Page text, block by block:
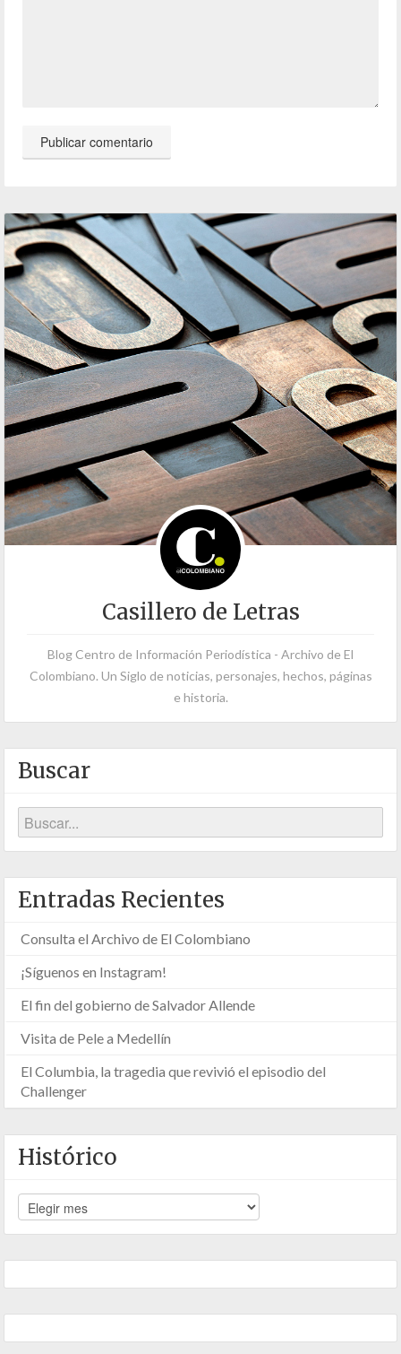
Casillero de Letras
Blog Centro de Información Periodística - Archivo de El
Colombiano. Un Siglo de noticias, personajes, hechos, páginas
e historia.
Buscar
Entradas Recientes
Consulta el Archivo de El Colombiano
¡Síguenos en Instagram!
El fin del gobierno de Salvador Allende
Visita de Pele a Medellín
El Columbia, la tragedia que revivió el episodio del
Challenger
Histórico